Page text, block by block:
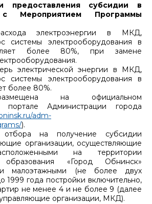
предоставления субсидии в
с Мероприятием Программы
электроэнергии в МКД,
системы электрооборудования в
более 80%, при замене
электрической энергии в МКД,
системы электрооборудования в
более 80%.
на официальном
портале Администрации города
adm-
).
отбора на получение субсидии
организации, осуществляющие
на территории
образования «Город Обнинск»
малоэтажными (не более двух
1999 года постройки включительно,
не менее 4 и не более 9 (далее
организации, МКД).